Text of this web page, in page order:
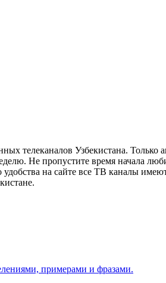
телеканалов Узбекистана.
Не пропустите время начала
на сайте все ТВ каналы
примерами и фразами.